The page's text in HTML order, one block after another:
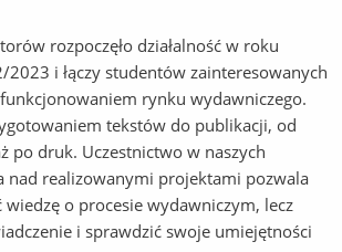
rozpoczęło działalność w roku
i łączy studentów zainteresowanych
rynku wydawniczego.
tekstów do publikacji, od
po druk. Uczestnictwo w naszych
nad realizowanymi projektami pozwala
wiedzę o procesie wydawniczym, lecz
i sprawdzić swoje umiejętności